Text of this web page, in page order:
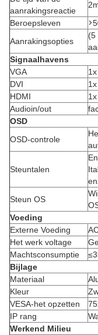
aanrakingsreactie
Beroepsleven
>
Aanrakingsopties
(5
Signaalhavens
VGA
DVI
HDMI
Audioin/out
OSD
OSD-controle
Steuntalen
Steun OS
Voeding
Externe Voeding
Het werk voltage
Machtsconsumptie
Bijlage
Materiaal
Kleur
VESA-het opzetten
IP rang
Werkend Milieu